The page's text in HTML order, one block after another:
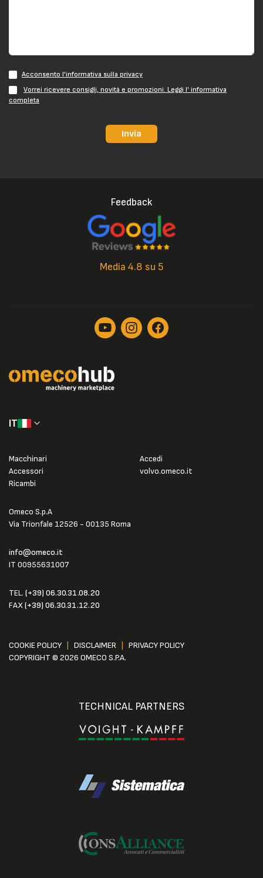
Acconsento l'informativa sulla privacy
Vorrei ricevere consigli, novità e promozioni. Leggi l' informativa
completa
Invia
Feedback
Media 4.8 su 5
IT
Omeco S.p.A
Via Trionfale 12526 - 00135 Roma
info@omeco.it
IT 00955631007
TEL. (+39) 06.30.31.08.20
FAX(+39) 06.30.31.12.20
Macchinari
Accessori
Ricambi
Accedi
volvo.omeco.it
COOKIE POLICY DISCLAIMER
PRIVACY POLICY
COPYRIGHT © 2026 OMECO S.P.A.
TECHNICAL PARTNERS